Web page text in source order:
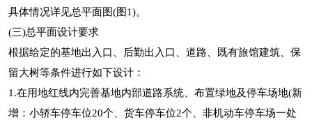
具体情况详见总平面图(图1)。
(三)总平面设计要求
根据给定的基地出入口、后勤出入口、道路、既有旅馆建筑、保
留大树等条件进行如下设计：
1.在用地红线内完善基地内部道路系统、布置绿地及停车场地(新
增：小轿车停车位20个、货车停车位2个、非机动车停车场一处